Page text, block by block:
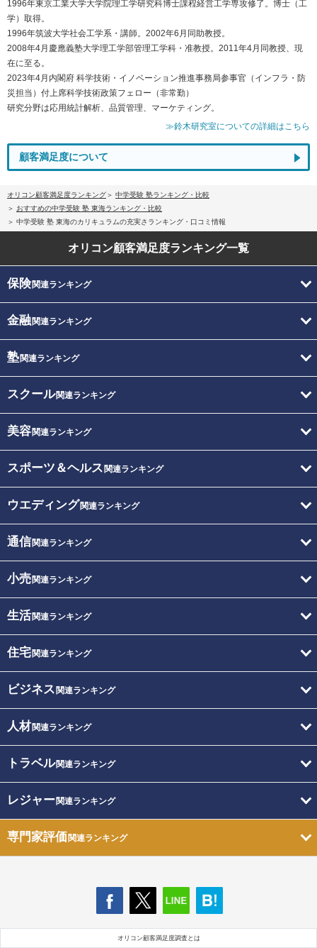
1996年東京工業大学大学院理工学研究科博士課程経営工学専攻修了。博士（工
学）取得。
1996年筑波大学社会工学系・講師。2002年6月同助教授。
2008年4月慶應義塾大学理工学部管理工学科・准教授。2011年4月同教授、現
在に至る。
2023年4月内閣府 科学技術・イノベーション推進事務局参事官（インフラ・防
災担当）付上席科学技術政策フェロー（非常勤）
研究分野は応用統計解析、品質管理、マーケティング。
≫鈴木研究室についての詳細はこちら
顧客満足度について
オリコン顧客満足度ランキング
中学受験 塾ランキング・比較
おすすめの中学受験 塾 東海ランキング・比較
中学受験 塾 東海のカリキュラムの充実さランキング・口コミ情報
オリコン顧客満足度ランキング一覧
保険関連ランキング
金融関連ランキング
塾関連ランキング
スクール関連ランキング
美容関連ランキング
スポーツ＆ヘルス 関連ランキング
ウエディング関連ランキング
通信関連ランキング
小売関連ランキング
生活関連ランキング
住宅関連ランキング
ビジネス 関連ランキング
人材関連ランキング
トラベル関連ランキング
レジャー関連ランキング
専門家評価関連ランキング
オリコン顧客満足度調査とは